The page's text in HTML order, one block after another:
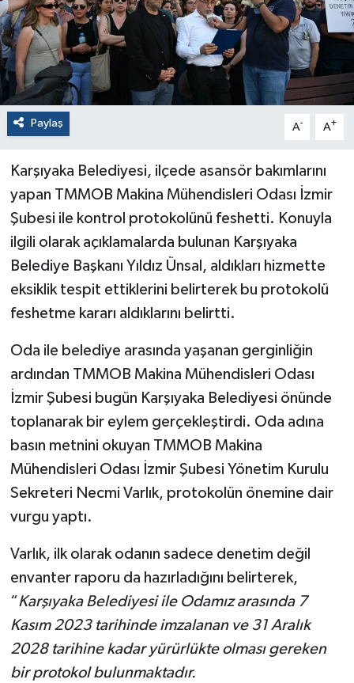
Paylaş A- A+
Karşıyaka Belediyesi, ilçede asansör bakımlarını
yapan TMMOB Makina Mühendisleri Odası İzmir
Şubesi ile kontrol protokolünü feshetti. Konuyla
ilgili olarak açıklamalarda bulunan Karşıyaka
Belediye Başkanı Yıldız Ünsal, aldıkları hizmette
eksiklik tespit ettiklerini belirterek bu protokolü
feshetme kararı aldıklarını belirtti.
Oda ile belediye arasında yaşanan gerginliğin
ardından TMMOB Makina Mühendisleri Odası
İzmir Şubesi bugün Karşıyaka Belediyesi önünde
toplanarak bir eylem gerçekleştirdi. Oda adına
basın metnini okuyan TMMOB Makina
Mühendisleri Odası İzmir Şubesi Yönetim Kurulu
Sekreteri Necmi Varlık, protokolün önemine dair
vurgu yaptı.
Varlık, ilk olarak odanın sadece denetim değil
envanter raporu da hazırladığını belirterek,
“Karşıyaka Belediyesi ile Odamız arasında 7
Kasım 2023 tarihinde imzalanan ve 31 Aralık
2028 tarihine kadar yürürlükte olması gereken
bir protokol bulunmaktadır.